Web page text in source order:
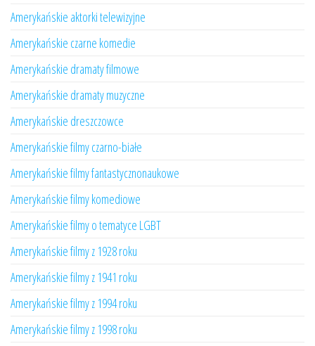
Amerykańskie aktorki telewizyjne
Amerykańskie czarne komedie
Amerykańskie dramaty filmowe
Amerykańskie dramaty muzyczne
Amerykańskie dreszczowce
Amerykańskie filmy czarno-białe
Amerykańskie filmy fantastycznonaukowe
Amerykańskie filmy komediowe
Amerykańskie filmy o tematyce LGBT
Amerykańskie filmy z 1928 roku
Amerykańskie filmy z 1941 roku
Amerykańskie filmy z 1994 roku
Amerykańskie filmy z 1998 roku